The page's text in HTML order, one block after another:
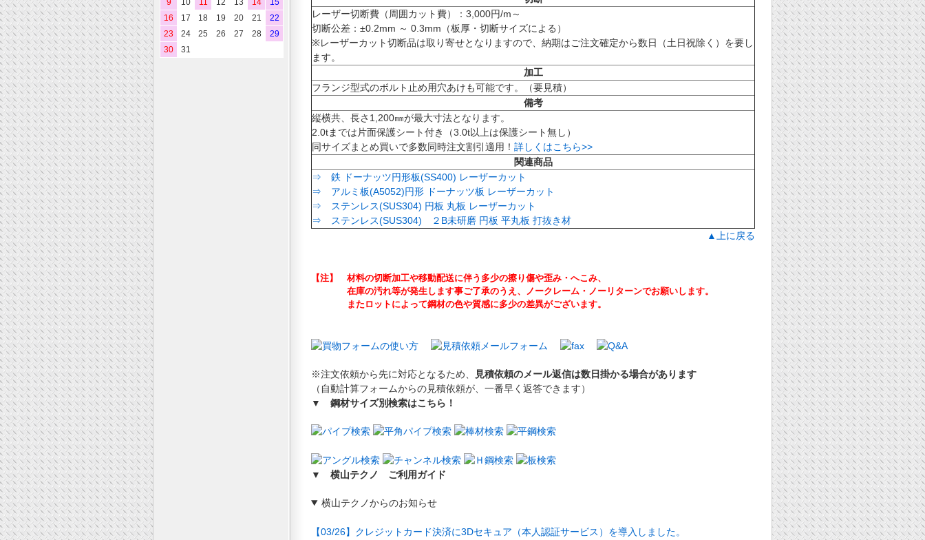
レーザー切断費（周囲カット費）：3,000円/m～
切断公差：±0.2mm ～ 0.3mm（板厚・切断サイズによる）
※レーザーカット切断品は取り寄せとなりますので、納期はご注文確定から数日（土日祝除く）を要し
ます。
加工
フランジ型式のボルト止め用穴あけも可能です。（要見積）
備考
縦横共、長さ1,200㎜が最大寸法となります。
2.0tまでは片面保護シート付き（3.0t以上は保護シート無し）
同サイズまとめ買いで多数同時注文割引適用！ 詳しくはこちら>>
関連商品
⇒ 鉄 ドーナッツ円形板(SS400) レーザーカット
⇒ アルミ板(A5052)円形 ドーナッツ板 レーザーカット
⇒ ステンレス(SUS304) 円板 丸板 レーザーカット
⇒ ステンレス(SUS304) ２B未研磨 円板 平丸板 打抜き材
▲上に戻る
【注】 材料の切断加工や移動配送に伴う多少の擦り傷や歪み・へこみ、
在庫の汚れ等が発生します事ご了承のうえ、ノークレーム・ノーリターンでお願いします。
またロットによって鋼材の色や質感に多少の差異がございます。
※注文依頼から先に対応となるため、
見積依頼のメール返信は数日掛かる場合があります
（自動計算フォームからの見積依頼が、一番早く返答できます）
▼ 鋼材サイズ別検索はこちら！
▼ 横山テクノ ご利用ガイド
横山テクノからのお知らせ
【03/26】クレジットカード決済に3Dセキュア（本人認証サービス）を導入しました。
9
10 11 12 13 14
15
16
17 18 19 20 21
22
23
24 25 26 27 28
29
30
31